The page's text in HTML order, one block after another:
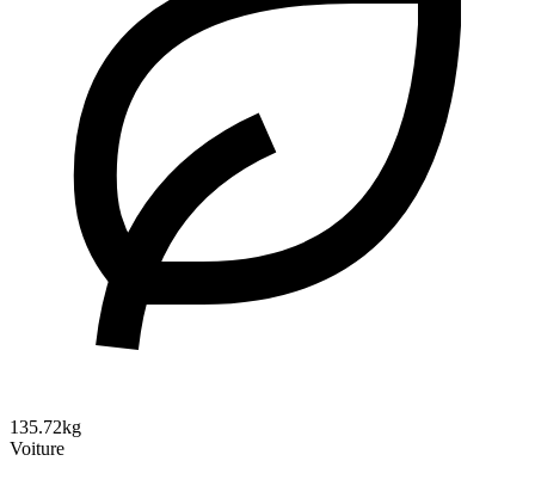
135.72kg
Voiture